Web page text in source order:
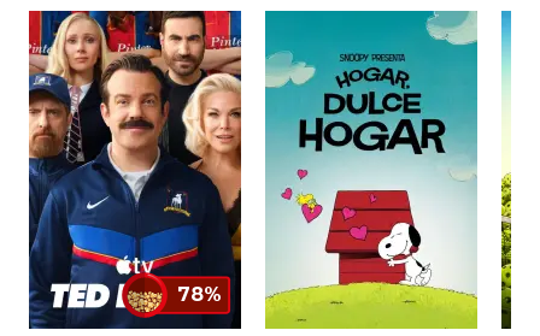
78%